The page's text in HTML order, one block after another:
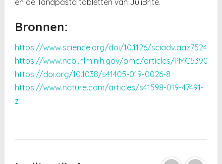
en de Tandpasta tabletten van JuliBrite.
Bronnen:
https://www.science.org/doi/10.1126/sciadv.aaz7524
https://www.ncbi.nlm.nih.gov/pmc/articles/
https://doi.org/10.1038/s41405-019-0026-8
https://www.nature.com/articles/s41598-019-47491-
z